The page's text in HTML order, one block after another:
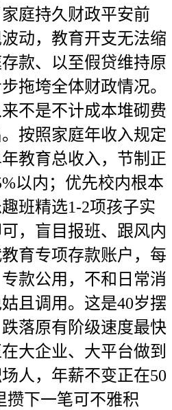
庭持久财政平安前
动，教育开支无法缩
款、以至假贷维持原
拖垮全体财政情况。
不是不计成本堆砌费
按照家庭年收入规定
教育总收入，节制正
以内；优先校内根本
班精选1-2项孩子实
，盲目报班、跟风内
育专项存款账户，每
款公用，不和日常消
且调用。这是40岁摆
落原有阶级速度最快
大企业、大平台做到
人，年薪不变正在50
攒下一笔可不雅积